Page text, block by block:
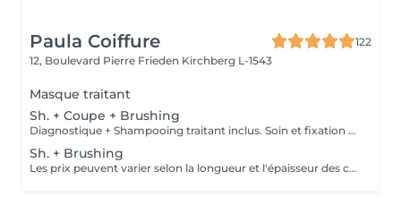
Paula Coiffure
122
12, Boulevard Pierre Frieden Kirchberg L-1543
Masque traitant
Sh. + Coupe + Brushing
Diagnostique + Shampooing traitant inclus. Soin et fixation en supplément. Les prix peuvent varier selon la longueur et l'épaisseur des cheveux.
Sh. + Brushing
Les prix peuvent varier selon la longueur et l'épaisseur des cheveux.